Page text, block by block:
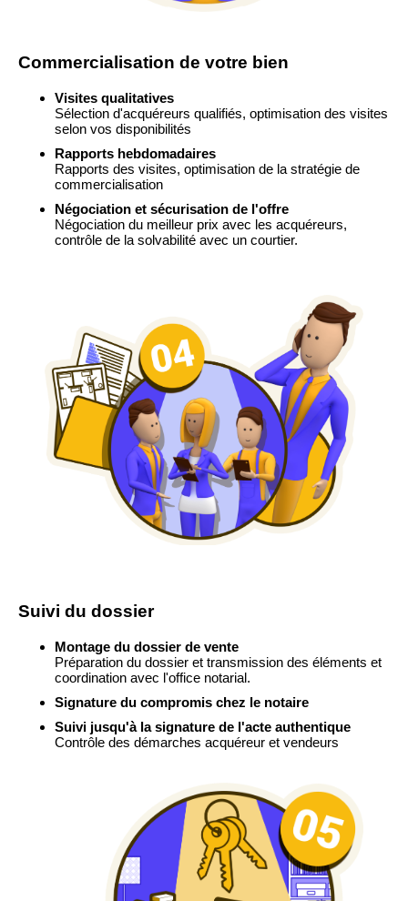
Commercialisation de votre bien
Visites qualitatives
Sélection d'acquéreurs qualifiés, optimisation des visites
selon vos disponibilités
Rapports hebdomadaires
Rapports des visites, optimisation de la stratégie de
commercialisation
Négociation et sécurisation de l'offre
Négociation du meilleur prix avec les acquéreurs,
contrôle de la solvabilité avec un courtier.
Suivi du dossier
Montage du dossier de vente
Préparation du dossier et transmission des éléments et
coordination avec l'office notarial.
Signature du compromis chez le notaire
Suivi jusqu'à la signature de l'acte authentique
Contrôle des démarches acquéreur et vendeurs